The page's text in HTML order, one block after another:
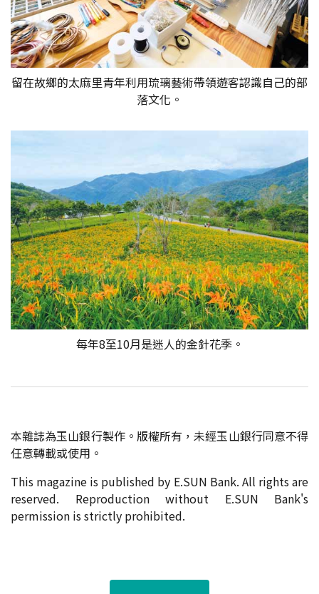
留在故鄉的太麻里青年利用琉璃藝術帶領遊客認識自己的部
落文化。
每年8至10月是迷人的金針花季。
本雜誌為玉山銀行製作。版權所有，未經玉山銀行同意不得
任意轉載或使用。
This magazine is published by E.SUN Bank. All rights are
reserved. Reproduction without E.SUN Bank's
permission is strictly prohibited.